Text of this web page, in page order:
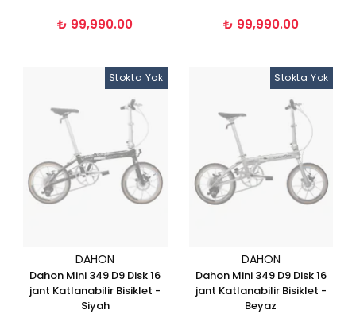
₺ 99,990.00 ₺ 99,990.00
Stokta Yok
DAHON
Dahon Mini 349 D9 Disk 16
jant Katlanabilir Bisiklet -
Siyah
Stokta Yok
DAHON
Dahon Mini 349 D9 Disk 16
jant Katlanabilir Bisiklet -
Beyaz